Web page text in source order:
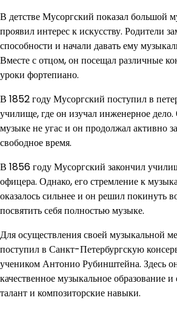
В детстве Мусоргский показал большой
проявил интерес к искусству. Родители
способности и начали давать ему
Вместе с отцом, он посещал различные
уроки фортепиано.
В 1852 году Мусоргский поступил в
училище, где он изучал инженерное
музыке не угас и он продолжал активно
свободное время.
В 1856 году Мусоргский закончил
офицера. Однако, его стремление к
оказалось сильнее и он решил покинуть
посвятить себя полностью музыке.
Для осуществления своей музыкальной
поступил в Санкт-Петербургскую
учеником Антонио Рубинштейна. Здесь
качественное музыкальное образование и
талант и композиторские навыки.